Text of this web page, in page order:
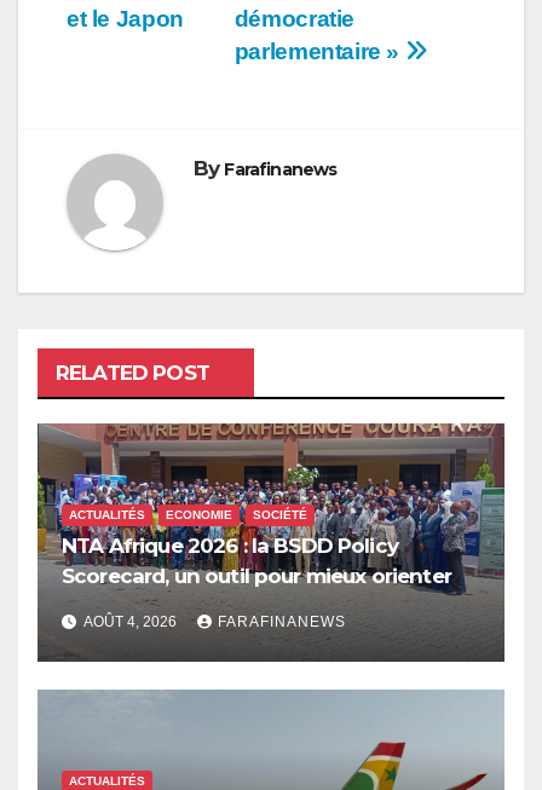
démocratie
parlementaire »
et le Japon
By Farafinanews
RELATED POST
ACTUALITÉS ECONOMIE SOCIÉTÉ
NTA Afrique 2026 : la BSDD Policy
Scorecard, un outil pour mieux orienter
les dépenses publiques
AOÛT 4, 2026 FARAFINANEWS
ACTUALITÉS